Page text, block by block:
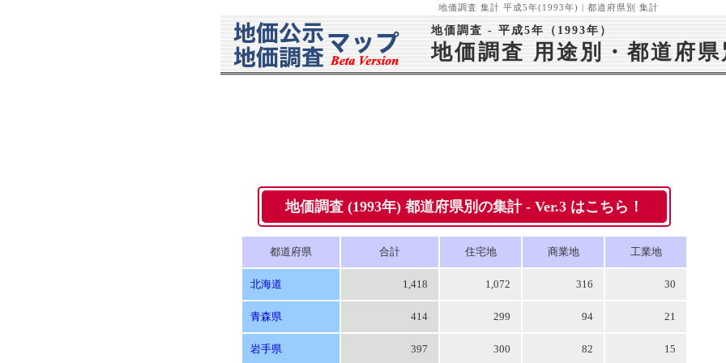
地価調査 集計 平成5年(1993年) | 都道府県別 集計
地価調査 - 平成5年（1993年）
地価調査 用途別・都道府
地価調査 (1993年) 都道府県別の集計 - Ver.3 はこちら！
都道府県 合計 住宅地 商業地 工業地
北海道 1,418 1,072 316 30
青森県 414 299 94 21
岩手県 397 300 82 15